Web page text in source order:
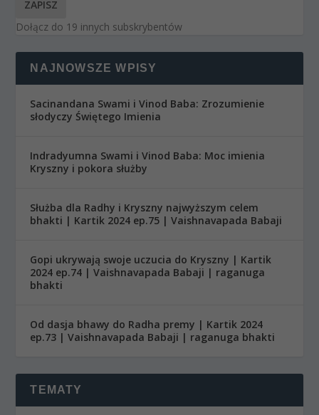
ZAPISZ
Dołącz do 19 innych subskrybentów
NAJNOWSZE WPISY
Sacinandana Swami i Vinod Baba: Zrozumienie
słodyczy Świętego Imienia
Indradyumna Swami i Vinod Baba: Moc imienia
Kryszny i pokora służby
Służba dla Radhy i Kryszny najwyższym celem
bhakti | Kartik 2024 ep.75 | Vaishnavapada Babaji
Gopi ukrywają swoje uczucia do Kryszny | Kartik
2024 ep.74 | Vaishnavapada Babaji | raganuga
bhakti
Od dasja bhawy do Radha premy | Kartik 2024
ep.73 | Vaishnavapada Babaji | raganuga bhakti
TEMATY